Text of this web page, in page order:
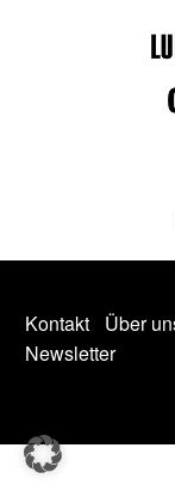
Kontakt Über
Newsletter